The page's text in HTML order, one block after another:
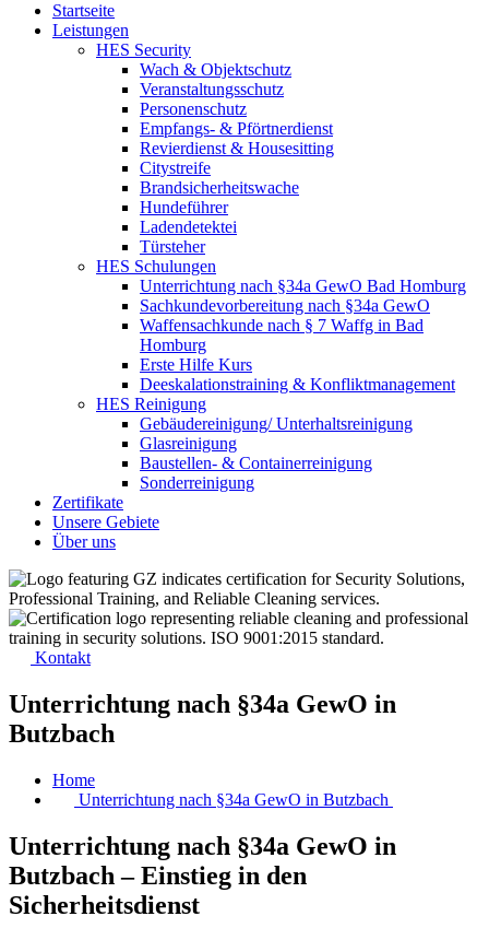
Startseite
Leistungen
HES Security
Wach & Objektschutz
Veranstaltungsschutz
Personenschutz
Empfangs- & Pförtnerdienst
Revierdienst & Housesitting
Citystreife
Brandsicherheitswache
Hundeführer
Ladendetektei
Türsteher
HES Schulungen
Unterrichtung nach §34a GewO Bad Homburg
Sachkundevorbereitung nach §34a GewO
Waffensachkunde nach § 7 Waffg in Bad
Homburg
Erste Hilfe Kurs
Deeskalationstraining & Konfliktmanagement
HES Reinigung
Gebäudereinigung/ Unterhaltsreinigung
Glasreinigung
Baustellen- & Containerreinigung
Sonderreinigung
Zertifikate
Unsere Gebiete
Über uns
Kontakt
Unterrichtung nach §34a GewO in
Butzbach
Home
Unterrichtung nach §34a GewO in Butzbach
Unterrichtung nach §34a GewO in
Butzbach – Einstieg in den
Sicherheitsdienst